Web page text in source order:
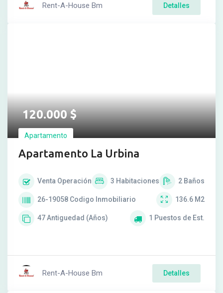
Rent-A-House Bm Detalles
120.000$
Apartamento
Apartamento La Urbina
Venta Operación 3 Habitaciones 2 Baños
26-19058 Codigo Inmobiliario 136.6 M2
47Antiguedad (Años) 1 Puestos de Est.
Rent-A-House Bm Detalles